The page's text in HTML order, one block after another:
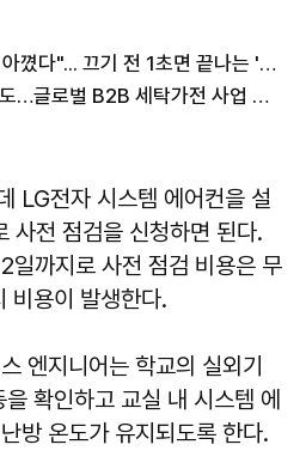
"에어컨 청소비 15만 원 아꼈다"... 끄기 전 1초면 끝나는 '비밀 버튼'
LG전자, 동남아 공략 속도…글로벌 B2B 세탁가전 사업 확대
LG전자 시스템 에어컨을 설
사전 점검을 신청하면 된다.
일까지로 사전 점검 비용은 무
비용이 발생한다.
엔지니어는 학교의 실외기
확인하고 교실 내 시스템 에
방 온도가 유지되도록 한다.